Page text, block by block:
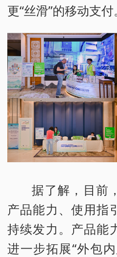
更“丝滑”的移动支付。
据了解，目前
产品能力、使用指
持续发力。产品能
进一步拓展“外包